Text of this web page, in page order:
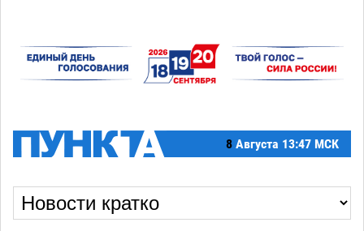
8 Августа 13:47 МСК